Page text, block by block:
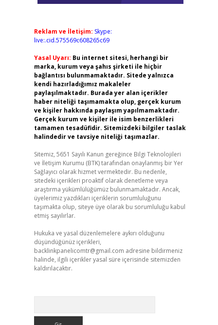
Reklam ve İletişim: Skype:
live:.cid.575569c608265c69
Yasal Uyarı: Bu internet sitesi, herhangi bir
marka, kurum veya şahıs şirketi ile hiçbir
bağlantısı bulunmamaktadır. Sitede yalnızca
kendi hazırladığımız makaleler
paylaşılmaktadır. Burada yer alan içerikler
haber niteliği taşımamakta olup, gerçek kurum
ve kişiler hakkında paylaşım yapılmamaktadır.
Gerçek kurum ve kişiler ile isim benzerlikleri
tamamen tesadüfidir. Sitemizdeki bilgiler taslak
halindedir ve tavsiye niteliği taşımazlar.
Sitemiz, 5651 Sayılı Kanun gereğince Bilgi Teknolojileri
ve İletişim Kurumu (BTK) tarafından onaylanmış bir Yer
Sağlayıcı olarak hizmet vermektedir. Bu nedenle,
sitedeki içerikleri proaktif olarak denetleme veya
araştırma yükümlülüğümüz bulunmamaktadır. Ancak,
üyelerimiz yazdıkları içeriklerin sorumluluğunu
taşımakta olup, siteye üye olarak bu sorumluluğu kabul
etmiş sayılırlar.
Hukuka ve yasal düzenlemelere aykırı olduğunu
düşündüğünüz içerikleri,
backlinkpanelicomtr@gmail.com adresine bildirmeniz
halinde, ilgili içerikler yasal süre içerisinde sitemizden
kaldırılacaktır.